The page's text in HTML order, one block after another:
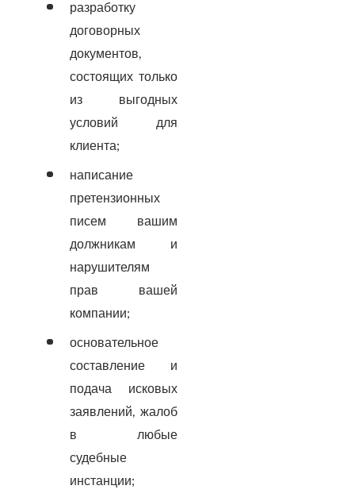
разработку
договорных
документов,
состоящих только
из выгодных
условий для
клиента;
написание
претензионных
писем вашим
должникам и
нарушителям
прав вашей
компании;
основательное
составление и
подача исковых
заявлений, жалоб
в любые
судебные
инстанции;